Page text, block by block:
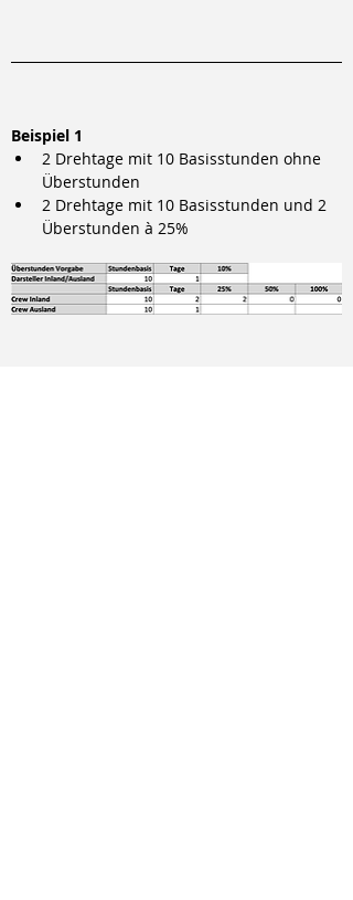
Beispiel 1
2 Drehtage mit 10 Basisstunden ohne
Überstunden
2 Drehtage mit 10 Basisstunden und 2
Überstunden à 25%